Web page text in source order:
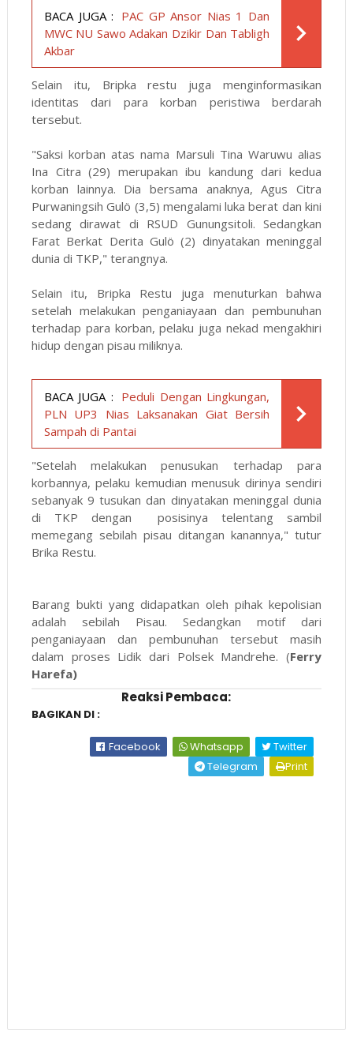
BACA JUGA : PAC GP Ansor Nias 1 Dan
MWC NU Sawo Adakan Dzikir Dan Tabligh
Akbar
Selain itu, Bripka restu juga menginformasikan
identitas dari para korban peristiwa berdarah
tersebut.
"Saksi korban atas nama Marsuli Tina Waruwu alias
Ina Citra (29) merupakan ibu kandung dari kedua
korban lainnya. Dia bersama anaknya, Agus Citra
Purwaningsih Gulö (3,5) mengalami luka berat dan kini
sedang dirawat di RSUD Gunungsitoli. Sedangkan
Farat Berkat Derita Gulö (2) dinyatakan meninggal
dunia di TKP," terangnya.
Selain itu, Bripka Restu juga menuturkan bahwa
setelah melakukan penganiayaan dan pembunuhan
terhadap para korban, pelaku juga nekad mengakhiri
hidup dengan pisau miliknya.
BACA JUGA : Peduli Dengan Lingkungan,
PLN UP3 Nias Laksanakan Giat Bersih
Sampah di Pantai
"Setelah melakukan penusukan terhadap para
korbannya, pelaku kemudian menusuk dirinya sendiri
sebanyak 9 tusukan dan dinyatakan meninggal dunia
di TKP dengan posisinya telentang sambil
memegang sebilah pisau ditangan kanannya," tutur
Brika Restu.
Barang bukti yang didapatkan oleh pihak kepolisian
adalah sebilah Pisau. Sedangkan motif dari
penganiayaan dan pembunuhan tersebut masih
dalam proses Lidik dari Polsek Mandrehe. (Ferry
Harefa)
Reaksi Pembaca:
BAGIKAN DI :
Facebook Whatsapp
Twitter
Telegram
Print